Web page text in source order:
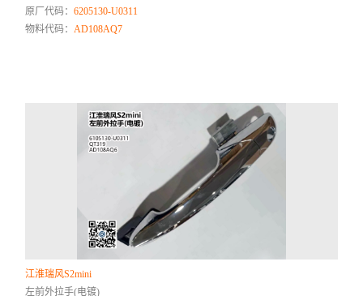
原厂代码：6205130-U0311
物料代码： AD108AQ7
江淮瑞风S2mini
左前外拉手(电镀)